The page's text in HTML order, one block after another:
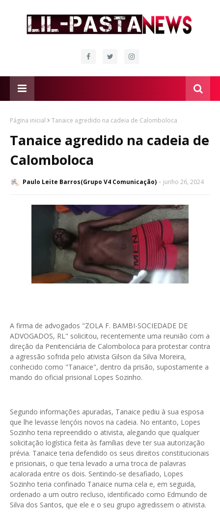
Página inicial Tanaice agredido na cadeia de Calomboloca
Tanaice agredido na cadeia de
Calomboloca
Paulo Leite Barros(Grupo V4 Comunicação) junho 26, 2024
A firma de advogados "ZOLA F. BAMBI-SOCIEDADE DE
ADVOGADOS, RL" solicitou, recentemente uma reunião com a
direção da Penitenciária de Calomboloca para protestar contra
a agressão sofrida pelo ativista Gilson da Silva Moreira,
conhecido como "Tanaice", dentro da prisão, supostamente a
mando do oficial prisional Lopes Sozinho.
Segundo informações apuradas, Tanaice pediu à sua esposa
que lhe levasse lençóis novos na cadeia. No entanto, Lopes
Sozinho teria repreendido o ativista, alegando que qualquer
solicitação logística feita às famílias deve ter sua autorização
prévia. Tanaice teria defendido os seus direitos constitucionais
e prisionais, o que teria levado a uma troca de palavras
acalorada entre os dois. Sentindo-se desafiado, Lopes
Sozinho teria confinado Tanaice numa cela e, em seguida,
ordenado a um outro recluso, identificado como Edmundo de
Silva dos Santos, que ele e o seu grupo agredissem o ativista.